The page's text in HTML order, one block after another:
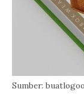
Sumber: